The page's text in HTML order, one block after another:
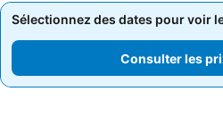
Sélectionnez des dates pour voir
Consulter les
Sélectionnez des dates pour voir
Consulter les